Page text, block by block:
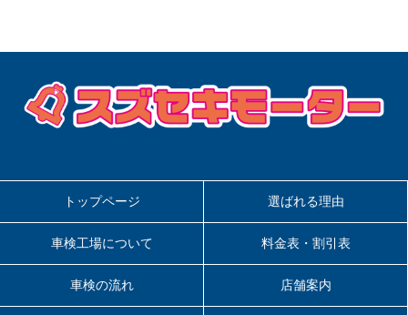
トップページ 選ばれる理由
車検工場について 料金表・割引表
車検の流れ 店舗案内